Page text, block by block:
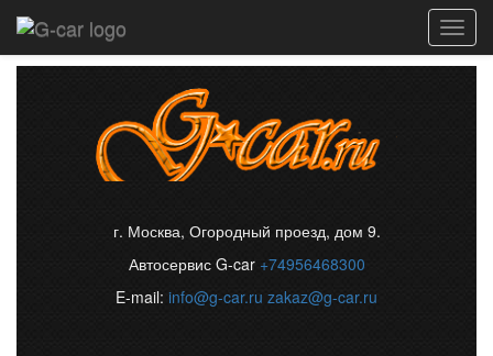
г. Москва, Огородный проезд, дом 9.
Автосервис G-car +74956468300
E-mail: info@g-car.ru zakaz@g-car.ru